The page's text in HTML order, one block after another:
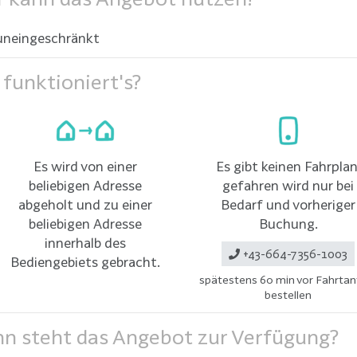
Es wird von einer
beliebigen Adresse
abgeholt und zu einer
beliebigen Adresse
innerhalb des
Bediengebiets gebracht.
Es gibt keinen
gefahren wird nur bei
Bedarf und vorheriger
Buchung.
+43-664-7356-1003
spätestens 60 min vor
bestellen
steht das Angebot zur Verfügung?